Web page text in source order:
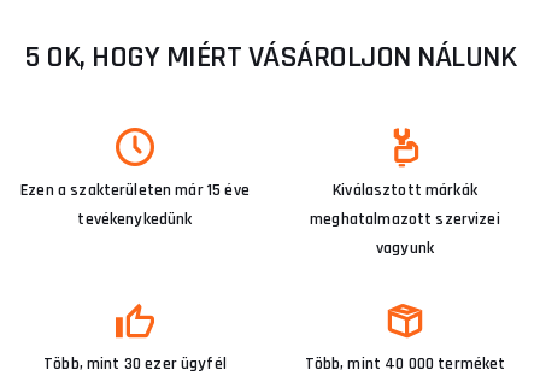
5 OK, HOGY MIÉRT VÁSÁROLJON NÁLUNK
Ezen a szakterületen már 15 éve
tevékenykedünk
Kiválasztott márkák
meghatalmazott szervizei
vagyunk
Több, mint 30 ezer ügyfél
Több, mint 40 000 terméket